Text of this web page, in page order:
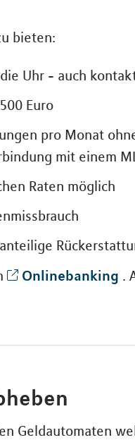
bieten:
Uhr - auch
Euro
pro Monat
mit einem
Raten möglich
Onlinebanking .
Geldautomaten